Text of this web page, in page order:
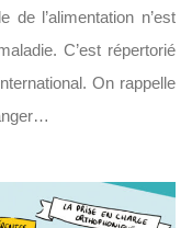
l’alimentation n’est
C’est répertorié
On rappelle